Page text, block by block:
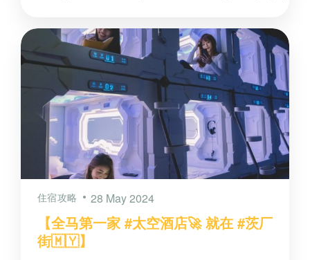
住宿攻略 28 May 2024
【全马第一家 #太空酒店🚀 就在 #茨厂
街🇲🇾】